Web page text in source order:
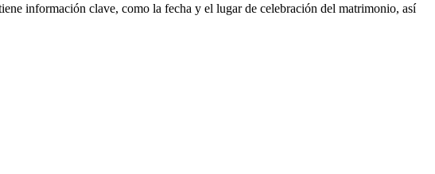
información clave, como la fecha y el lugar de celebración del matrimonio, así